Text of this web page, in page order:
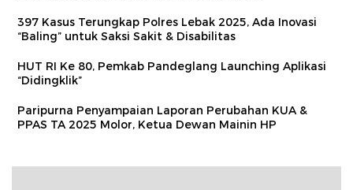
397 Kasus Terungkap Polres Lebak 2025, Ada Inovasi
“Baling” untuk Saksi Sakit & Disabilitas
HUT RI Ke 80, Pemkab Pandeglang Launching Aplikasi
“Didingklik”
Paripurna Penyampaian Laporan Perubahan KUA &
PPAS TA 2025 Molor, Ketua Dewan Mainin HP